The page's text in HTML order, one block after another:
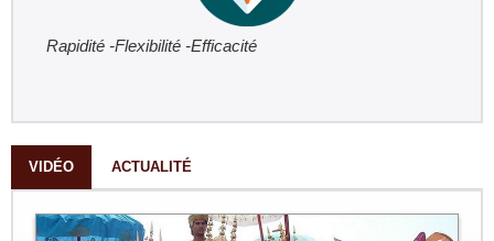
Rapidité -Flexibilité -Efficacité
VIDÉO ACTUALITÉ